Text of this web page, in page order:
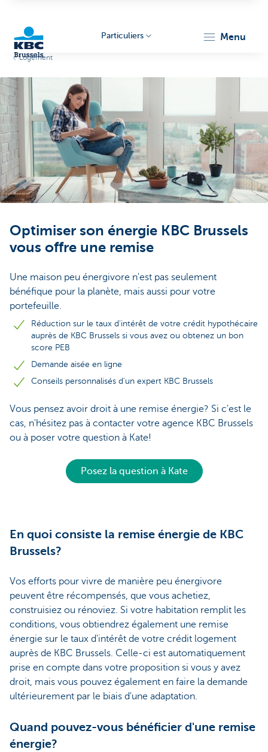
Brussels
Particuliers menu
Logement
Optimiser son énergie KBC Brussels
vous offre une remise
Une maison peu énergivore n'est pas seulement
bénéfique pour la planète, mais aussi pour votre
portefeuille.
Réduction sur le taux d'intérêt de votre crédit hypothécaire
auprès de KBC Brussels si vous avez ou obtenez un bon
score PEB
Demande aisée en ligne
Conseils personnalisés d'un expert KBC Brussels
Vous pensez avoir droit à une remise énergie? Si c'est le
cas, n'hésitez pas à contacter votre agence KBC Brussels
ou à poser votre question à Kate!
Posez la question à Kate
En quoi consiste la remise énergie de KBC
Brussels?
Vos efforts pour vivre de manière peu énergivore
peuvent être récompensés, que vous achetiez,
construisiez ou rénoviez. Si votre habitation remplit les
conditions, vous obtiendrez également une remise
énergie sur le taux d'intérêt de votre crédit logement
auprès de KBC Brussels. Celle-ci est automatiquement
prise en compte dans votre proposition si vous y avez
droit, mais vous pouvez également en faire la demande
ultérieurement par le biais d'une adaptation.
Quand pouvez-vous bénéficier d'une remise
énergie?